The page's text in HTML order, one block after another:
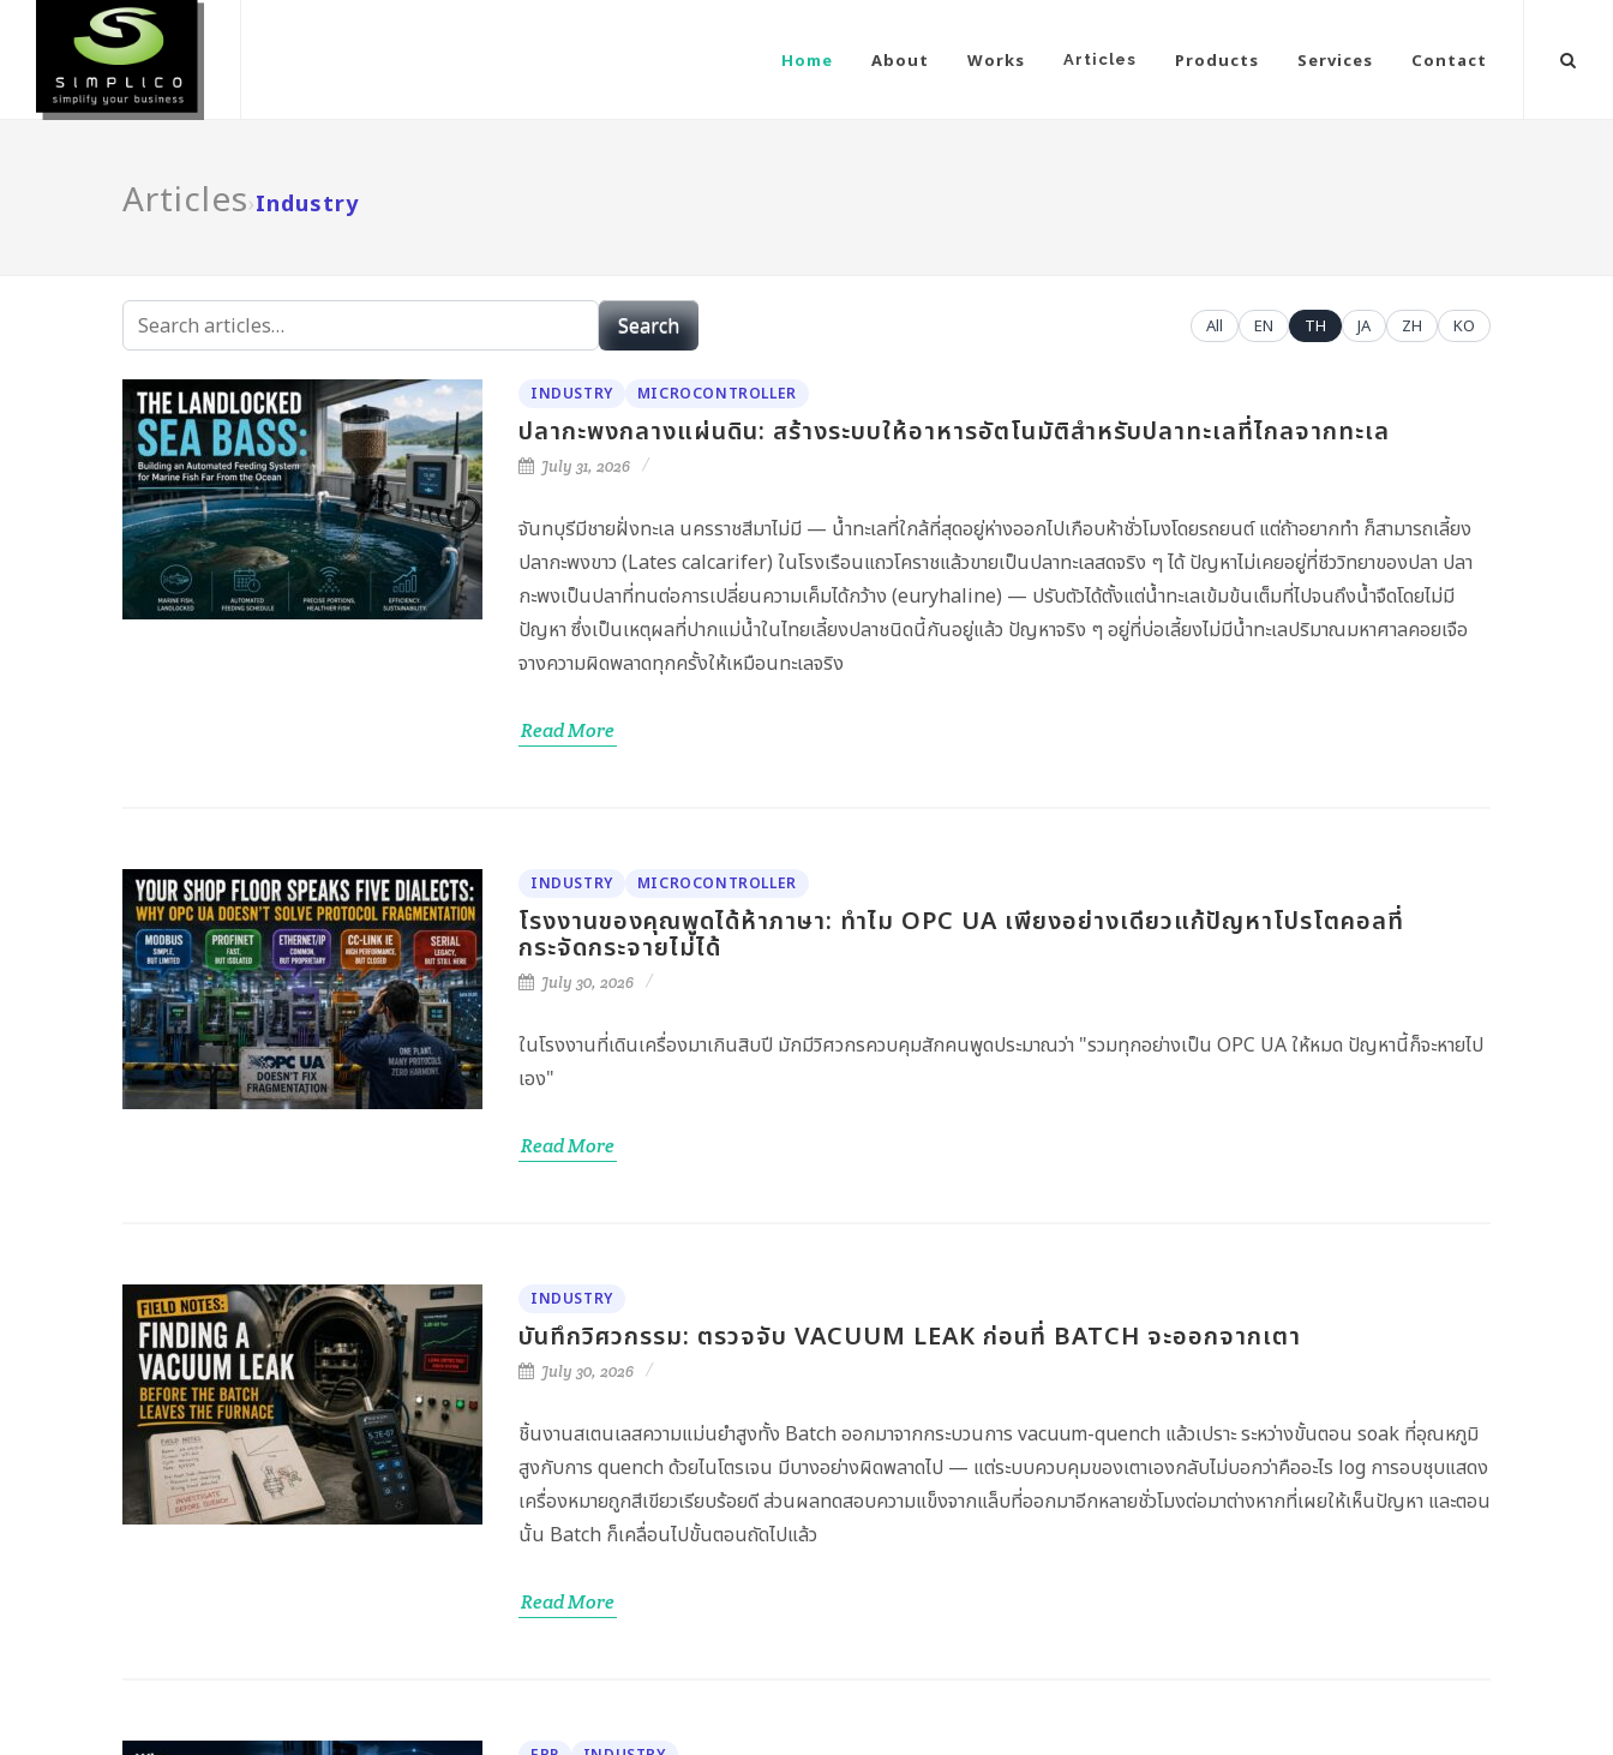
Home About Works Articles Products Services Contact
Articles›Industry
ARTICLES
Search All EN TH JA ZH KO
INDUSTRY MICROCONTROLLER
ปลากะพงกลางแผ่นดิน: สร้างระบบให้อาหารอัตโนมัติสำหรับปลาทะเลที่ไกลจากทะเล
July 31, 2026
จันทบุรีมีชายฝั่งทะเล นครราชสีมาไม่มี — น้ำทะเลที่ใกล้ที่สุดอยู่ห่างออกไปเกือบห้าชั่วโมงโดยรถยนต์ แต่ถ้าอยากทำ ก็สามารถเลี้ยง
ปลากะพงขาว (Lates calcarifer) ในโรงเรือนแถวโคราชแล้วขายเป็นปลาทะเลสดจริง ๆ ได้ ปัญหาไม่เคยอยู่ที่ชีววิทยาของปลา ปลา
กะพงเป็นปลาที่ทนต่อการเปลี่ยนความเค็มได้กว้าง (euryhaline) — ปรับตัวได้ตั้งแต่น้ำทะเลเข้มข้นเต็มที่ไปจนถึงน้ำจืดโดยไม่มี
ปัญหา ซึ่งเป็นเหตุผลที่ปากแม่น้ำในไทยเลี้ยงปลาชนิดนี้กันอยู่แล้ว ปัญหาจริง ๆ อยู่ที่บ่อเลี้ยงไม่มีน้ำทะเลปริมาณมหาศาลคอยเจือ
จางความผิดพลาดทุกครั้งให้เหมือนทะเลจริง
Read More
INDUSTRY MICROCONTROLLER
โรงงานของคุณพูดได้ห้าภาษา: ทำไม OPC UA เพียงอย่างเดียวแก้ปัญหาโปรโตคอลที่
กระจัดกระจายไม่ได้
July 30, 2026
ในโรงงานที่เดินเครื่องมาเกินสิบปี มักมีวิศวกรควบคุมสักคนพูดประมาณว่า "รวมทุกอย่างเป็น OPC UA ให้หมด ปัญหานี้ก็จะหายไป
เอง"
Read More
INDUSTRY
บันทึกวิศวกรรม: ตรวจจับ VACUUM LEAK ก่อนที่ BATCH จะออกจากเตา
July 30, 2026
ชิ้นงานสเตนเลสความแม่นยำสูงทั้ง Batch ออกมาจากกระบวนการ vacuum-quench แล้วเปราะ ระหว่างขั้นตอน soak ที่อุณหภูมิ
สูงกับการ quench ด้วยไนโตรเจน มีบางอย่างผิดพลาดไป — แต่ระบบควบคุมของเตาเองกลับไม่บอกว่าคืออะไร log การอบชุบแสดง
เครื่องหมายถูกสีเขียวเรียบร้อยดี ส่วนผลทดสอบความแข็งจากแล็บที่ออกมาอีกหลายชั่วโมงต่อมาต่างหากที่เผยให้เห็นปัญหา และตอน
นั้น Batch ก็เคลื่อนไปขั้นตอนถัดไปแล้ว
Read More